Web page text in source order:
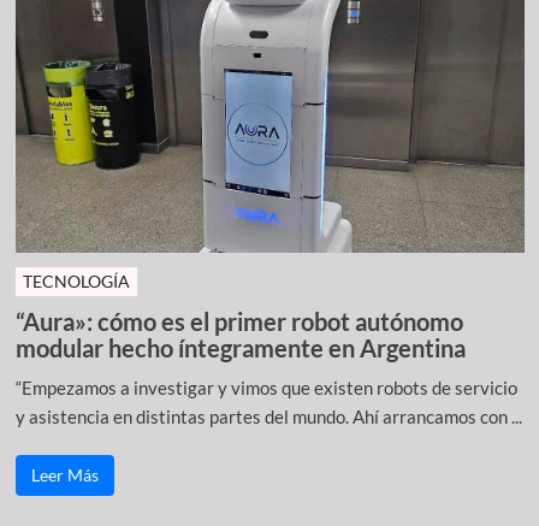
TECNOLOGÍA
“Aura»: cómo es el primer robot autónomo
modular hecho íntegramente en Argentina
“Empezamos a investigar y vimos que existen robots de servicio
y asistencia en distintas partes del mundo. Ahí arrancamos con ...
Leer Más